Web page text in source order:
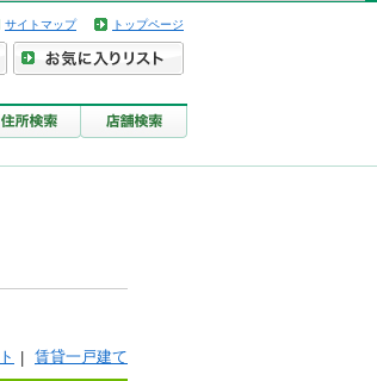
サイトマップ トップページ
賃貸一戸建て